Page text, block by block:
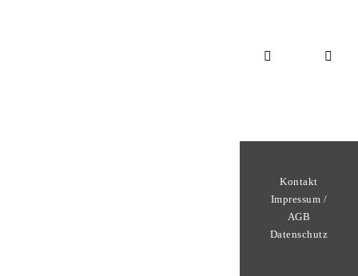
Kontakt
Impressum /
AGB
Datenschutz